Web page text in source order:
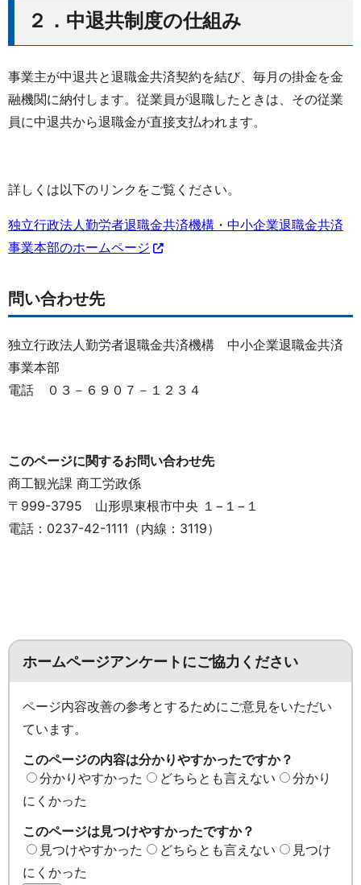
２．中退共制度の仕組み
事業主が中退共と退職金共済契約を結び、毎月の掛金を金
融機関に納付します。従業員が退職したときは、その従業
員に中退共から退職金が直接支払われます。
詳しくは以下のリンクをご覧ください。
独立行政法人勤労者退職金共済機構・中小企業退職金共済
事業本部のホームページ
問い合わせ先
独立行政法人勤労者退職金共済機構 中小企業退職金共済
事業本部
電話 ０３－６９０７－１２３４
このページに関するお問い合わせ先
商工観光課 商工労政係
〒999-3795 山形県東根市中央 １−１−１
電話：0237-42-1111（内線：3119）
ホームページアンケートにご協力ください
ページ内容改善の参考とするためにご意見をいただい
ています。
このページの内容は分かりやすかったですか？
分かりやすかった
どちらとも言えない
分かり
にくかった
このページは見つけやすかったですか？
見つけやすかった
どちらとも言えない
見つけ
にくかった